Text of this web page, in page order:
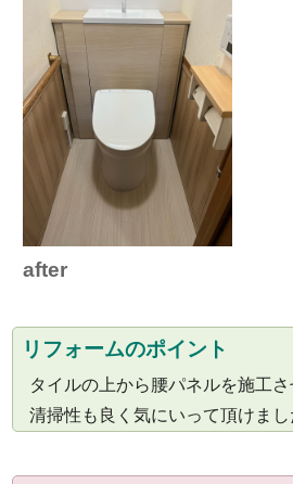
after
リフォームのポイント
タイルの上から腰パネルを施工さ
清掃性も良く気にいって頂けまし